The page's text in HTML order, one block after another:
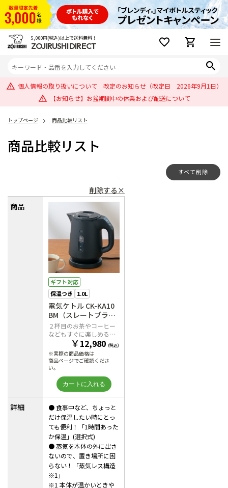
5,000円(税込)以上で送料無料！
ZOJIRUSHI DIRECT
個人情報の取り扱いについて 改定のお知らせ（改定日 2026年9月1日）
【お知らせ】お盆期間中の休業および配送について
トップページ 商品比較リスト
商品比較リスト
すべて削除
商品
詳細
削除する×
ギフト対応
保温つき
1.0L
電気ケトル CK-KA10
BM（スレートブラッ
ク）
２杯目のお茶やコーヒー
などもすぐに楽しめる！
「1時間あったか保温」
(選択式)つき
￥12,980 (税込)
※実際の商品価格は
商品ページでご確認くださ
い。
● 食事中など、ちょっと
だけ保温したい時にとっ
ても便利！「1時間あった
か保温」(選択式)
● 蒸気を本体の外に出さ
ないので、置き場所に困
らない！「蒸気レス構造
※1」
※1 本体が温かいときや